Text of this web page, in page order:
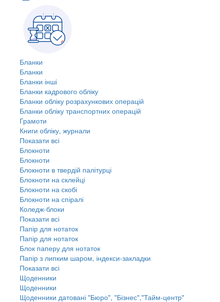
Бланки
Бланки
Бланки інші
Бланки кадрового обліку
Бланки обліку розрахункових операцій
Бланки обліку транспортних операцій
Грамоти
Книги обліку, журнали
Показати всі
Блокноти
Блокноти
Блокноти в твердій палітурці
Блокноти на склейці
Блокноти на скобі
Блокноти на спіралі
Коледж-блоки
Показати всі
Папір для нотаток
Папір для нотаток
Блок паперу для нотаток
Папір з липким шаром, індекси-закладки
Показати всі
Щоденники
Щоденники
Щоденники датовані "Бюро", "Бізнес","Тайм-центр"